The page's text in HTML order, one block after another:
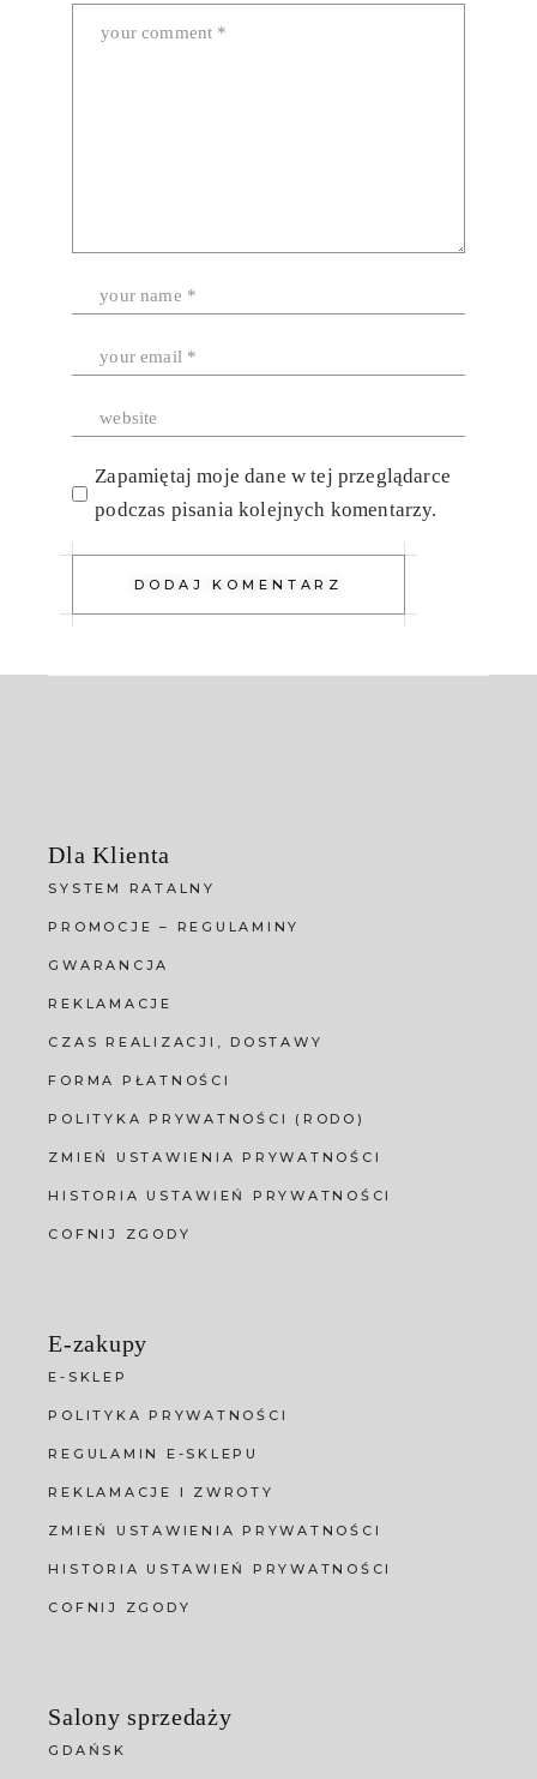
Zapamiętaj moje dane w tej przeglądarce
podczas pisania kolejnych komentarzy.
DODAJ KOMENTARZ
Dla Klienta
SYSTEM RATALNY
PROMOCJE – REGULAMINY
GWARANCJA
REKLAMACJE
CZAS REALIZACJI, DOSTAWY
FORMA PŁATNOŚCI
POLITYKA PRYWATNOŚCI (RODO)
ZMIEŃ USTAWIENIA PRYWATNOŚCI
HISTORIA USTAWIEŃ PRYWATNOŚCI
COFNIJ ZGODY
E-zakupy
E-SKLEP
POLITYKA PRYWATNOŚCI
REGULAMIN E-SKLEPU
REKLAMACJE I ZWROTY
ZMIEŃ USTAWIENIA PRYWATNOŚCI
HISTORIA USTAWIEŃ PRYWATNOŚCI
COFNIJ ZGODY
Salony sprzedaży
GDAŃSK